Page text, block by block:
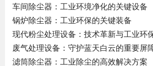
车间除尘器：工业环境净化的关键设备
锅炉除尘器：工业环保的关键装备
现代粉尘处理设备：技术革新与工业环
废气处理设备：守护蓝天白云的重要屏
滤筒除尘器：工业除尘的高效解决方案